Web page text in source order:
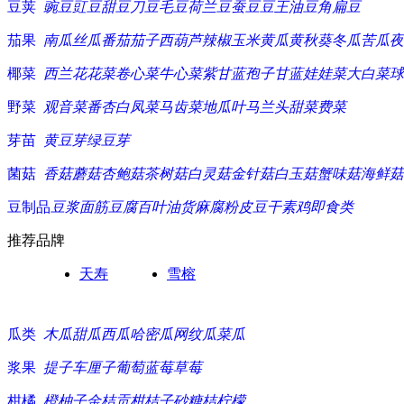
豆荚 豌豆豇豆甜豆刀豆毛豆荷兰豆蚕豆豆王油豆角扁豆
茄果 南瓜丝瓜番茄茄子西葫芦辣椒玉米黄瓜黄秋葵冬瓜苦瓜
椰菜 西兰花花菜卷心菜牛心菜紫甘蓝孢子甘蓝娃娃菜大白菜
野菜 观音菜番杏白凤菜马齿菜地瓜叶马兰头甜菜费菜
芽苗 黄豆芽绿豆芽
菌菇 香菇蘑菇杏鲍菇茶树菇白灵菇金针菇白玉菇蟹味菇海鲜菇
豆制品 豆浆面筋豆腐百叶油货麻腐粉皮豆干素鸡即食类
推荐品牌
天寿 雪榕
瓜类 木瓜甜瓜西瓜哈密瓜网纹瓜菜瓜
浆果 提子车厘子葡萄蓝莓草莓